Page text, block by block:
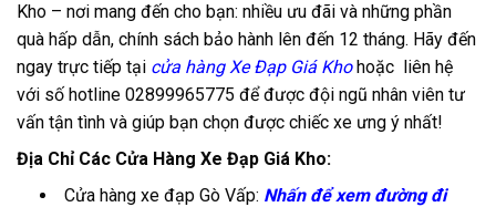
Kho – nơi mang đến cho bạn: nhiều ưu đãi và những phần
quà hấp dẫn, chính sách bảo hành lên đến 12 tháng. Hãy đến
ngay trực tiếp tại cửa hàng Xe Đạp Giá Khohoặc liên hệ
với số hotline 02899965775 để được đội ngũ nhân viên tư
vấn tận tình và giúp bạn chọn được chiếc xe ưng ý nhất!
Địa Chỉ Các Cửa Hàng Xe Đạp Giá Kho:
Cửa hàng xe đạp Gò Vấp: Nhấn để xem đường đi